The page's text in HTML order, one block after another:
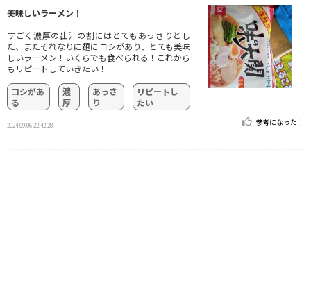
美味しいラーメン！
すごく濃厚の出汁の割にはとてもあっさりとし
た、またそれなりに麺にコシがあり、とても美味
しいラーメン！いくらでも食べられる！これから
もリピートしていきたい！
コシがあ
る
濃
厚
あっさ
り
リピートし
たい
2024.09.06 22:42:28 参考になった！